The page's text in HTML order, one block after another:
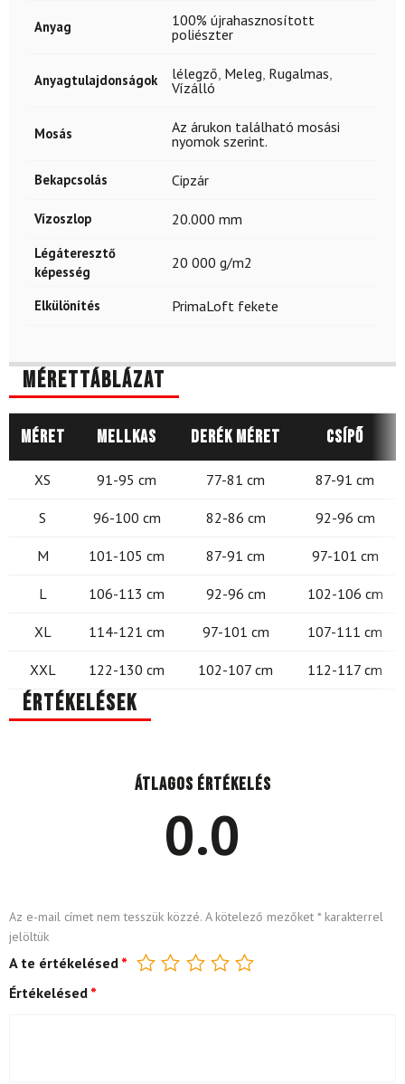
Anyag
100% újrahasznosított
poliészter
Anyagtulajdonságok lélegző, Meleg, Rugalmas,
Vízálló
Mosás
Az árukon található mosási
nyomok szerint.
Bekapcsolás Cipzár
Vízoszlop 20.000 mm
Légáteresztő
képesség
20 000 g/m2
Elkülönítés PrimaLoft fekete
Mérettáblázat
Méret Mellkas Derék méret Csípő
XS 91-95 cm 77-81 cm 87-91 cm
S 96-100 cm 82-86 cm 92-96 cm
M 101-105 cm 87-91 cm 97-101 cm
L 106-113 cm 92-96 cm 102-106 cm
XL 114-121 cm 97-101 cm 107-111 cm
XXL 122-130 cm 102-107 cm 112-117 cm
Értékelések
Átlagos értékelés
0.0
Az e-mail címet nem tesszük közzé. A kötelező mezőket *karakterrel
jelöltük
A te értékelésed *
Értékelésed *